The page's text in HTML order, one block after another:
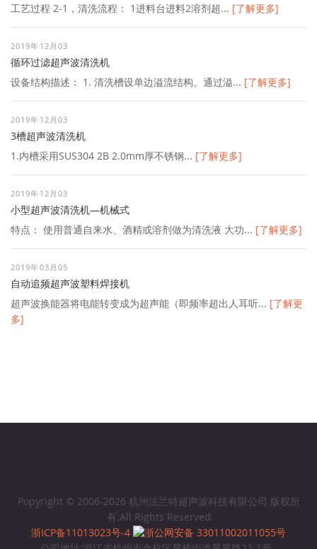
工艺过程 2-1，清洗流程： 1进料台进料2溶剂超... [了解更多]
2019年12月03
循环过滤超声波清洗机
设备结构描述： 1. 清洗槽设单边溢流结构。通过溢... [了解更多]
2019年12月03
3槽超声波清洗机
1.内槽采用SUS304 2B 2.0mm厚不锈钢... [了解更多]
2019年12月03
小型超声波清洗机—机械式
特点： 使用普通自来水、酒精或溶剂做为清洗液 大功... [了解更多]
2019年03月05
自动追频超声波塑料焊接机
超声波换能器将电能转变成为超声能（即频率超出人耳听... [了解更
多]
Popyright © 2006-2026 杭州法兰特超声波科技有限公司 版权所
有.All Rights Reserved
浙ICP备11013023号-4
浙公网安备 33011002011055号